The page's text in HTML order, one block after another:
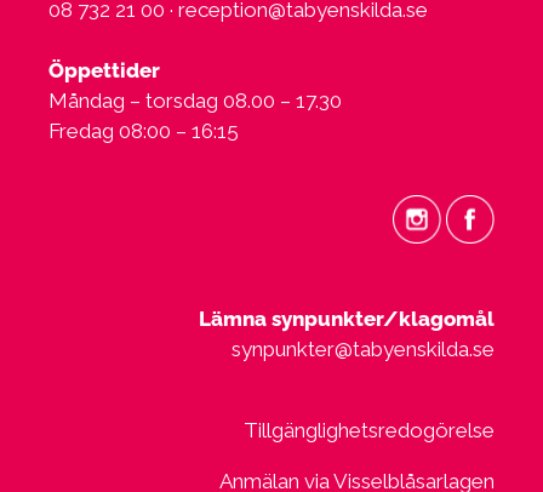
08 732 21 00 · reception@tabyenskilda.se
Öppettider
Måndag – torsdag 08.00 – 17.30
Fredag 08:00 – 16:15
Lämna synpunkter/klagomål
synpunkter@tabyenskilda.se
Tillgänglighetsredogörelse
Anmälan via Visselblåsarlagen